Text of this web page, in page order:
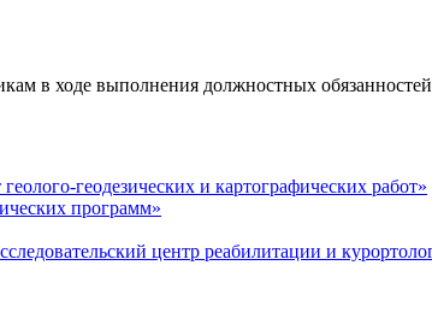
в ходе выполнения должностных обязанностей